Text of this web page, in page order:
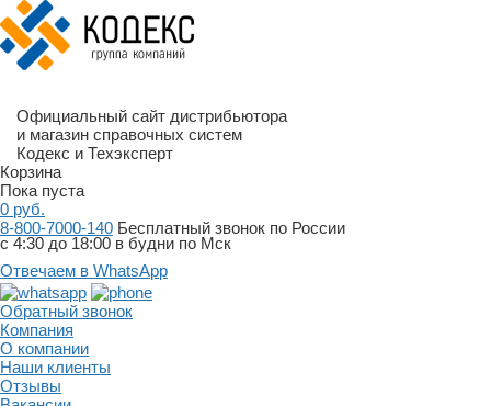
Официальный сайт дистрибьютора
и магазин справочных систем
Кодекс и Техэксперт
Корзина
Пока пуста
0 руб.
8-800-7000-140 Бесплатный звонок по России
с 4:30 до 18:00 в будни по Мск
Отвечаем в WhatsApp
Обратный звонок
Компания
О компании
Наши клиенты
Отзывы